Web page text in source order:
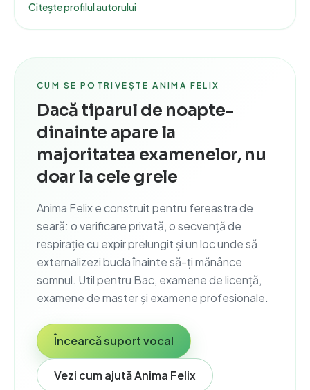
Citește profilul autorului
CUM SE POTRIVEȘTE ANIMA FELIX
Dacă tiparul de noapte-
dinainte apare la
majoritatea examenelor, nu
doar la cele grele
Anima Felix e construit pentru fereastra de
seară: o verificare privată, o secvență de
respirație cu expir prelungit și un loc unde să
externalizezi bucla înainte să-ți mănânce
somnul. Util pentru Bac, examene de licență,
examene de master și examene profesionale.
Încearcă suport vocal
Vezi cum ajută Anima Felix